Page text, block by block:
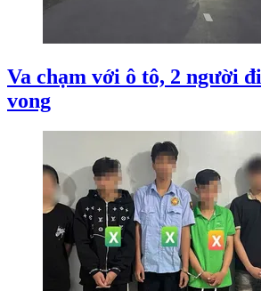
Va chạm với ô tô, 2 người
vong